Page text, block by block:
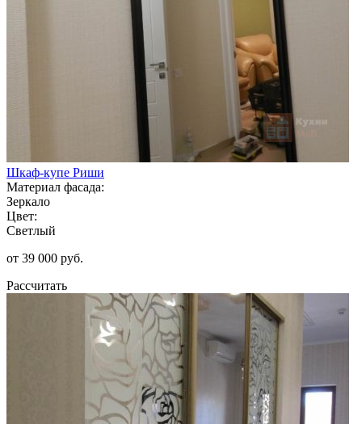
Шкаф-купе Риши
Материал фасада:
Зеркало
Цвет:
Светлый
от 39 000 руб.
Рассчитать